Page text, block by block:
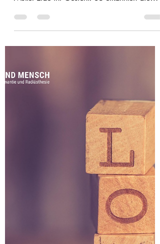
und die Frühlings-
Tagundnachtgleiche
Jede Jahreszeit hat einen Anfang und einen
Höhepunkt. Etwa alle sechs Wochen ändert
Mutter Erde ihr Gesicht. So erkannten die
frühen Menschen acht große Übergänge im
Jahr, die sich am Sonnenlauf orientierten.
Daraus entstanden die acht großen
Jahreskreisfeste, an denen matriarchale
Kulturen der Steinzeit die Mysterien des
Lebens feierten. Das Frühlingsfest zur
Tagundnachtgleiche (März)